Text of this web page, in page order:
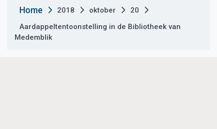
Home 2018 oktober
20
Aardappeltentoonstelling in de Bibliotheek van
Medemblik